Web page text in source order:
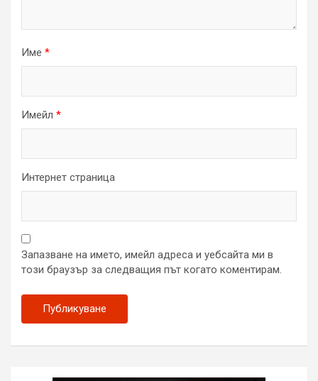
Име *
Имейл *
Интернет страница
Запазване на името, имейл адреса и уебсайта ми в
този браузър за следващия път когато коментирам.